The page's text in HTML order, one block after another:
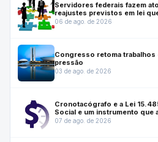
Servidores federais fazem
reajustes previstos em lei
06 de ago. de 2026
Congresso retoma
pressão
03 de ago. de 2026
Cronotacógrafo e a Lei
Social e um instrumento que
07 de ago. de 2026